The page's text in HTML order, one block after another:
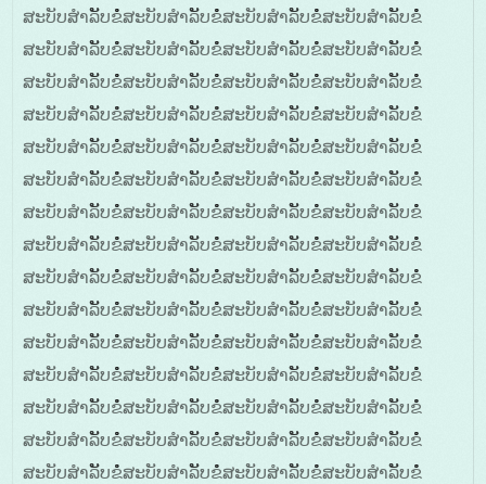
ສະບັບສໍາລັັບຂໍໍໍສະບັບສໍາລັັບຂໍໍໍສະບັບສໍາລັັບຂໍໍໍສະບັບສໍາລັັບຂໍໍໍ
ສະບັບສໍາລັັບຂໍໍໍສະບັບສໍາລັັບຂໍໍໍສະບັບສໍາລັັບຂໍໍໍສະບັບສໍາລັັບຂໍໍໍ
ສະບັບສໍາລັັບຂໍໍໍສະບັບສໍາລັັບຂໍໍໍສະບັບສໍາລັັບຂໍໍໍສະບັບສໍາລັັບຂໍໍໍ
ສະບັບສໍາລັັບຂໍໍໍສະບັບສໍາລັັບຂໍໍໍສະບັບສໍາລັັບຂໍໍໍສະບັບສໍາລັັບຂໍໍໍ
ສະບັບສໍາລັັບຂໍໍໍສະບັບສໍາລັັບຂໍໍໍສະບັບສໍາລັັບຂໍໍໍສະບັບສໍາລັັບຂໍໍໍ
ສະບັບສໍາລັັບຂໍໍໍສະບັບສໍາລັັບຂໍໍໍສະບັບສໍາລັັບຂໍໍໍສະບັບສໍາລັັບຂໍໍໍ
ສະບັບສໍາລັັບຂໍໍໍສະບັບສໍາລັັບຂໍໍໍສະບັບສໍາລັັບຂໍໍໍສະບັບສໍາລັັບຂໍໍໍ
ສະບັບສໍາລັັບຂໍໍໍສະບັບສໍາລັັບຂໍໍໍສະບັບສໍາລັັບຂໍໍໍສະບັບສໍາລັັບຂໍໍໍ
ສະບັບສໍາລັັບຂໍໍໍສະບັບສໍາລັັບຂໍໍໍສະບັບສໍາລັັບຂໍໍໍສະບັບສໍາລັັບຂໍໍໍ
ສະບັບສໍາລັັບຂໍໍໍສະບັບສໍາລັັບຂໍໍໍສະບັບສໍາລັັບຂໍໍໍສະບັບສໍາລັັບຂໍໍໍ
ສະບັບສໍາລັັບຂໍໍໍສະບັບສໍາລັັບຂໍໍໍສະບັບສໍາລັັບຂໍໍໍສະບັບສໍາລັັບຂໍໍໍ
ສະບັບສໍາລັັບຂໍໍໍສະບັບສໍາລັັບຂໍໍໍສະບັບສໍາລັັບຂໍໍໍສະບັບສໍາລັັບຂໍໍໍ
ສະບັບສໍາລັັບຂໍໍໍສະບັບສໍາລັັບຂໍໍໍສະບັບສໍາລັັບຂໍໍໍສະບັບສໍາລັັບຂໍໍໍ
ສະບັບສໍາລັັບຂໍໍໍສະບັບສໍາລັັບຂໍໍໍສະບັບສໍາລັັບຂໍໍໍສະບັບສໍາລັັບຂໍໍໍ
ສະບັບສໍາລັັບຂໍໍໍສະບັບສໍາລັັບຂໍໍໍສະບັບສໍາລັັບຂໍໍໍສະບັບສໍາລັັບຂໍໍໍ